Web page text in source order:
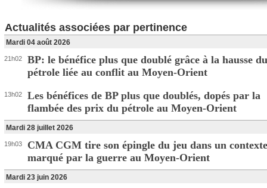
Actualités associées par pertinence
Mardi 04 août 2026
21h02
BP: le bénéfice plus que doublé grâce à la hausse du
pétrole liée au conflit au Moyen-Orient
13h02
Les bénéfices de BP plus que doublés, dopés par la
flambée des prix du pétrole au Moyen-Orient
Mardi 28 juillet 2026
19h03
CMA CGM tire son épingle du jeu dans un contexte
marqué par la guerre au Moyen-Orient
Mardi 23 juin 2026